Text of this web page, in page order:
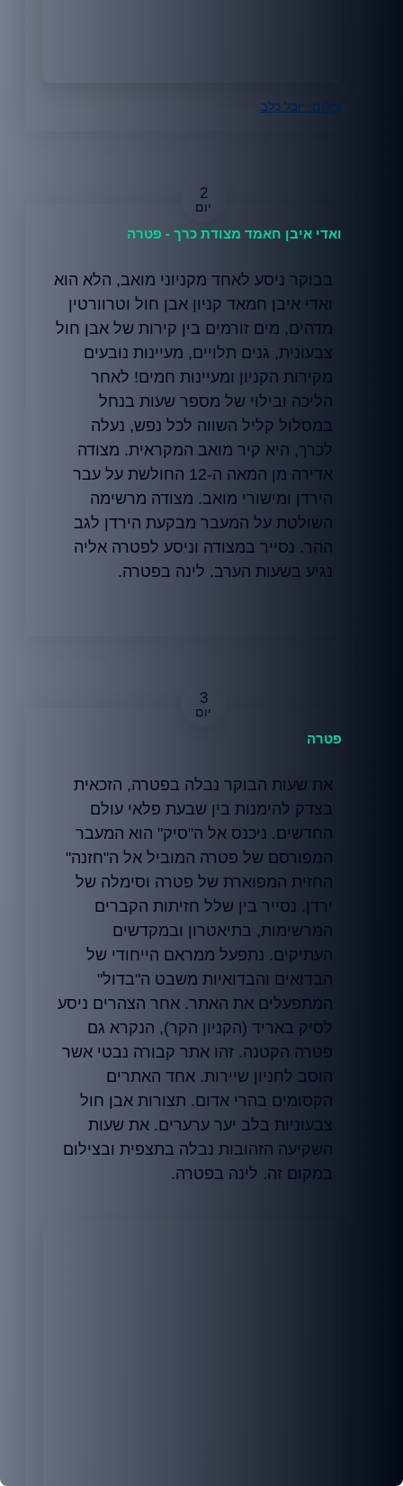
צילום: יובל כלב
ואדי איבן חאמד מצודת כרך - פטרה
בבוקר ניסע לאחד מקניוני מואב, הלא הוא
ואדי איבן חמאד קניון אבן חול וטרוורטין
מדהים, מים זורמים בין קירות של אבן חול
צבעונית, גנים תלויים, מעיינות נובעים
מקירות הקניון ומעיינות חמים! לאחר
הליכה ובילוי של מספר שעות בנחל
במסלול קליל השווה לכל נפש, נעלה
לכרך, היא קיר מואב המקראית. מצודה
אדירה מן המאה ה-12 החולשת על עבר
הירדן ומישורי מואב. מצודה מרשימה
השולטת על המעבר מבקעת הירדן לגב
ההר. נסייר במצודה וניסע לפטרה אליה
נגיע בשעות הערב. לינה בפטרה.
פטרה
את שעות הבוקר נבלה בפטרה, הזכאית
בצדק להימנות בין שבעת פלאי עולם
החדשים. ניכנס אל ה"סיק" הוא המעבר
המפורסם של פטרה המוביל אל ה"חזנה"
החזית המפוארת של פטרה וסימלה של
ירדן. נסייר בין שלל חזיתות הקברים
המרשימות, בתיאטרון ובמקדשים
העתיקים. נתפעל ממראם הייחודי של
הבדואים והבדואיות משבט ה"בדול"
המתפעלים את האתר. אחר הצהרים ניסע
לסיק באריד (הקניון הקר), הנקרא גם
פטרה הקטנה. זהו אתר קבורה נבטי אשר
הוסב לחניון שיירות. אחד האתרים
הקסומים בהרי אדום. תצורות אבן חול
צבעוניות בלב יער ערערים. את שעות
השקיעה הזהובות נבלה בתצפית ובצילום
במקום זה. לינה בפטרה.